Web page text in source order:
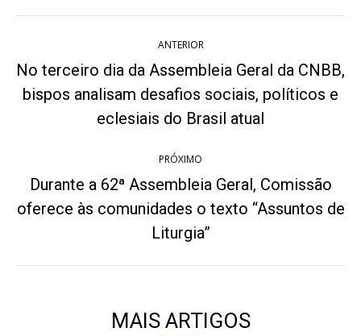
de
post:
ANTERIOR
Post
anterior:
No terceiro dia da Assembleia Geral da CNBB,
bispos analisam desafios sociais, políticos e
eclesiais do Brasil atual
PRÓXIMO
Próximo
post:
Durante a 62ª Assembleia Geral, Comissão
oferece às comunidades o texto “Assuntos de
Liturgia”
MAIS ARTIGOS